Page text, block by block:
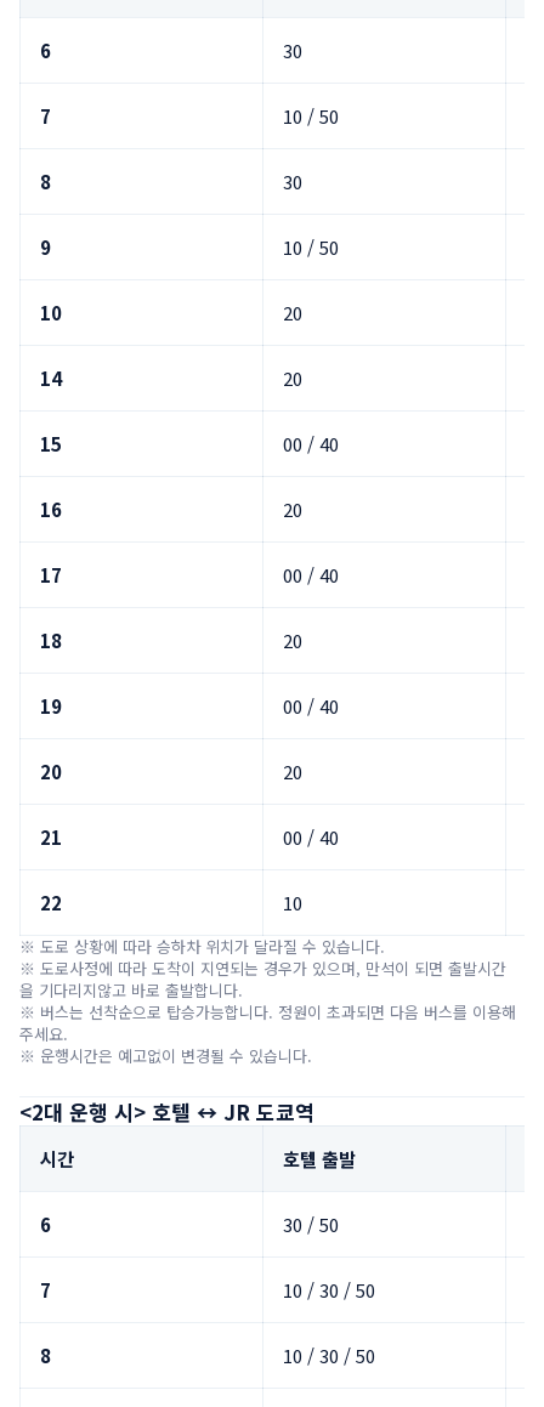
6 30
7 10 / 50
8 30
9 10 / 50
10 20
14 20
15 00 / 40
16 20
17 00 / 40
18 20
19 00 / 40
20 20
21 00 / 40
22 10
※ 도로 상황에 따라 승하차 위치가 달라질 수 있습니다.
※ 도로사정에 따라 도착이 지연되는 경우가 있으며, 만석이 되면 출발시간
을 기다리지않고 바로 출발합니다.
※ 버스는 선착순으로 탑승가능합니다. 정원이 초과되면 다음 버스를 이용해
주세요.
※ 운행시간은 예고없이 변경될 수 있습니다.
<2대 운행 시> 호텔 ↔ JR 도쿄역
시간 호텔 출발
6 30 / 50
7 10 / 30 / 50
8 10 / 30 / 50